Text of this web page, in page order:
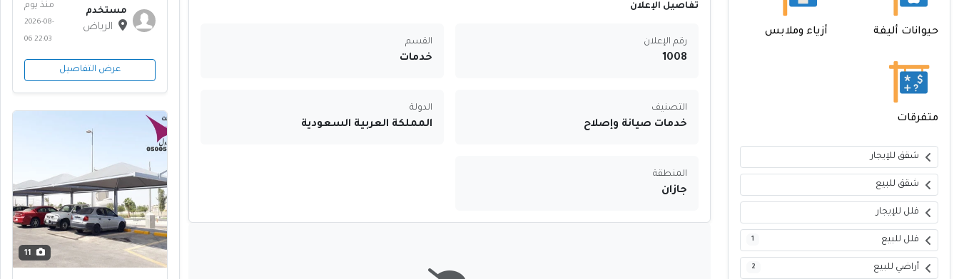
حيوانات أليفة أزياء وملابس
متفرقات
شقق للإيجار
شقق للبيع
فلل للإيجار
فلل للبيع 1
أراضي للبيع 2
تفاصيل الإعلان
رقم الإعلان
1008
القسم
خدمات
التصنيف
خدمات صيانة وإصلاح
الدولة
المملكة العربية السعودية
المنطقة
جازان
مستخدم
الرياض
منذ يوم
2026-08-
06 22:03
عرض التفاصيل